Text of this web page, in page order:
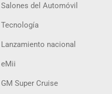
Salones del Automóvil
Tecnología
Lanzamiento nacional
eMii
GM Super Cruise